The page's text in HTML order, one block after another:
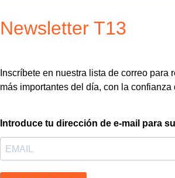
Newsletter T13
Inscríbete en nuestra lista de correo para
más importantes del día, con la confianza
Introduce tu dirección de e-mail para